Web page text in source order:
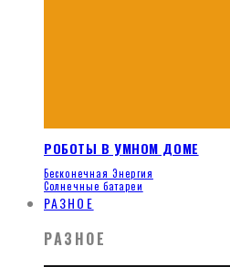
РОБОТЫ В УМНОМ ДОМЕ
Бесконечная Энергия
Солнечные батареи
РАЗНОЕ
РАЗНОЕ